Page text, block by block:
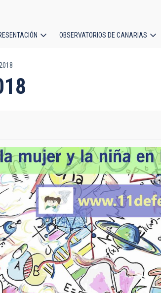
OBSERVATORIOS DE CANARIAS